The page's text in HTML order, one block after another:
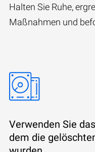
Halten Sie Ruhe,
Maßnahmen und
Verwenden Sie
dem die